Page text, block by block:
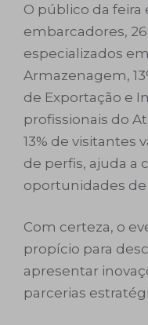
O público da
embarcadores,
especializados
Armazenagem,
de Exportação e
profissionais do
13% de visitantes
de perfis, ajuda a
oportunidades de
Com certeza, o
propício para
apresentar
parcerias